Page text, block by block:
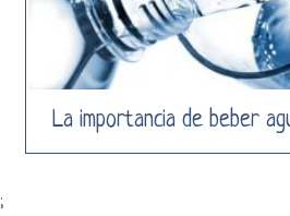
La importancia de beber
;